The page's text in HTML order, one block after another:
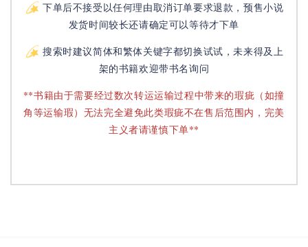
下单后不接受以任何理由取消订单要求退款，预售小说
发货时间较长还请确定可以等待才下单
搜索时建议简体和繁体关键字都切换试试，未来得及上
架的书籍欢迎带书名询问
**书籍由于需要经过数次转运运输过程中带来的瑕疵（如撞
角等运输瑕）无法完全避免此类瑕疵不在售后范围内，完美
主义者请谨慎下单**